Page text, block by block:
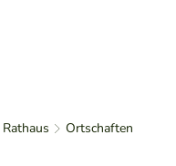
Rathaus
Ortschaften